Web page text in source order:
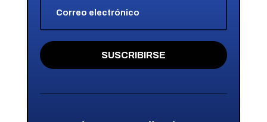
SUSCRIBIRSE